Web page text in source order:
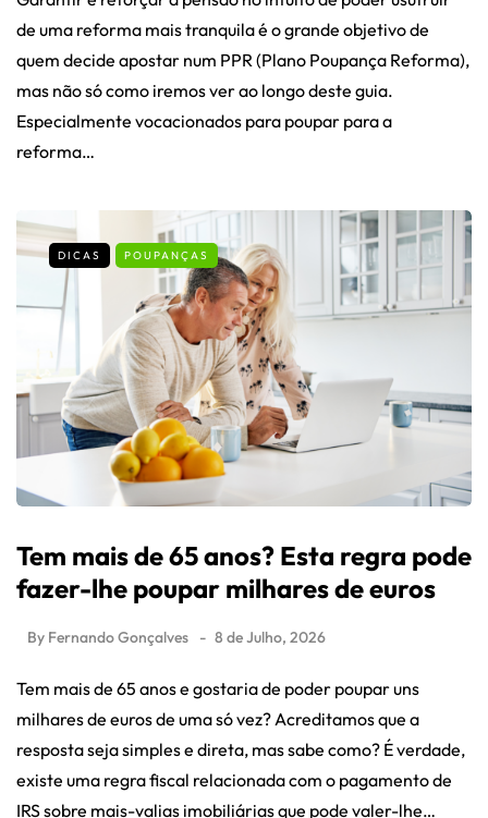
de uma reforma mais tranquila é o grande objetivo de
quem decide apostar num PPR (Plano Poupança Reforma),
mas não só como iremos ver ao longo deste guia.
Especialmente vocacionados para poupar para a
reforma…
DICAS POUPANÇAS
Tem mais de 65 anos? Esta regra pode
fazer-lhe poupar milhares de euros
By Fernando Gonçalves 8 de Julho, 2026
Tem mais de 65 anos e gostaria de poder poupar uns
milhares de euros de uma só vez? Acreditamos que a
resposta seja simples e direta, mas sabe como? É verdade,
existe uma regra fiscal relacionada com o pagamento de
IRS sobre mais-valias imobiliárias que pode valer-lhe…